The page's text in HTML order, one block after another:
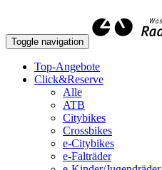
Toggle navigation
Top-Angebote
Click&Reserve
Alle
ATB
Citybikes
Crossbikes
e-Citybikes
e-Falträder